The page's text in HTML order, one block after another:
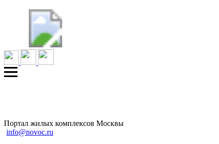
Портал жилых комплексов Москвы
info@novoc.ru